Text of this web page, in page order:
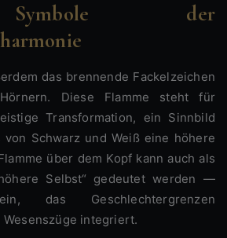
der
Diese Flamme steht für
Transformation, ein Sinnbild
von Schwarz und Weiß eine höhere
über dem Kopf kann auch als
Selbst“ gedeutet werden —
das Geschlechtergrenzen
integriert.